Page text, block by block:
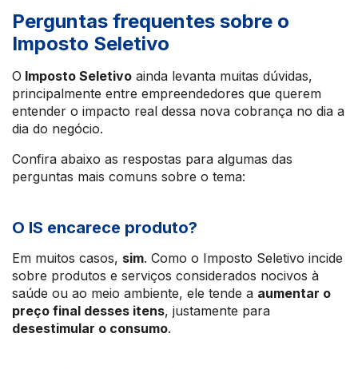
Perguntas frequentes sobre o
Imposto Seletivo
O Imposto Seletivo ainda levanta muitas dúvidas,
principalmente entre empreendedores que querem
entender o impacto real dessa nova cobrança no dia a
dia do negócio.
Confira abaixo as respostas para algumas das
perguntas mais comuns sobre o tema:
O IS encarece produto?
Em muitos casos, sim. Como o Imposto Seletivo incide
sobre produtos e serviços considerados nocivos à
saúde ou ao meio ambiente, ele tende a aumentar o
preço final desses itens, justamente para
desestimular o consumo.